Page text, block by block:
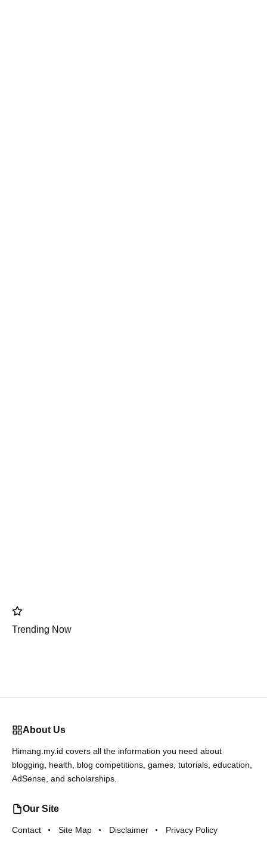
Trending Now
About Us
Himang.my.id covers all the information you need about
blogging, health, blog competitions, games, tutorials, education,
AdSense, and scholarships.
Our Site
Contact Site Map Disclaimer Privacy Policy